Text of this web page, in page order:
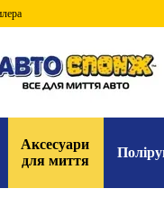
Аксесуари
для миття